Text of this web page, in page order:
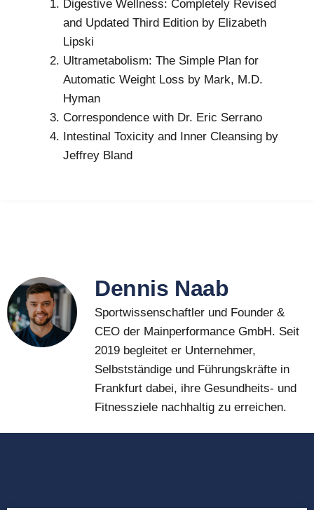
Digestive Wellness: Completely Revised
and Updated Third Edition by Elizabeth
Lipski
Ultrametabolism: The Simple Plan for
Automatic Weight Loss by Mark, M.D.
Hyman
Correspondence with Dr. Eric Serrano
Intestinal Toxicity and Inner Cleansing by
Jeffrey Bland
Dennis Naab
Sportwissenschaftler und Founder &
CEO der Mainperformance GmbH. Seit
2019 begleitet er Unternehmer,
Selbstständige und Führungskräfte in
Frankfurt dabei, ihre Gesundheits- und
Fitnessziele nachhaltig zu erreichen.